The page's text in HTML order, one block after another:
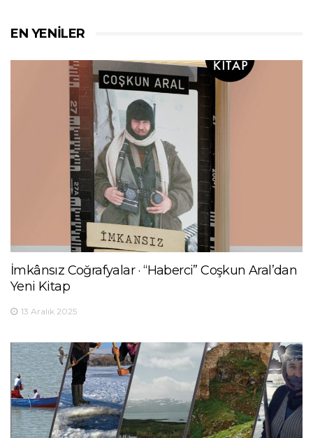
EN YENILER
İmkânsız Coğrafyalar · “Haberci” Coşkun Aral’dan
Yeni Kitap
13 Aralık 2025